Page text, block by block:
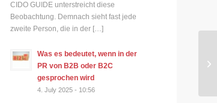
CIDO GUIDE unterstreicht diese
Beobachtung. Demnach sieht fast jede
zweite Person, die in der […]
Was es bedeutet, wenn in der
PR von B2B oder B2C
gesprochen wird
4. July 2025 - 10:56